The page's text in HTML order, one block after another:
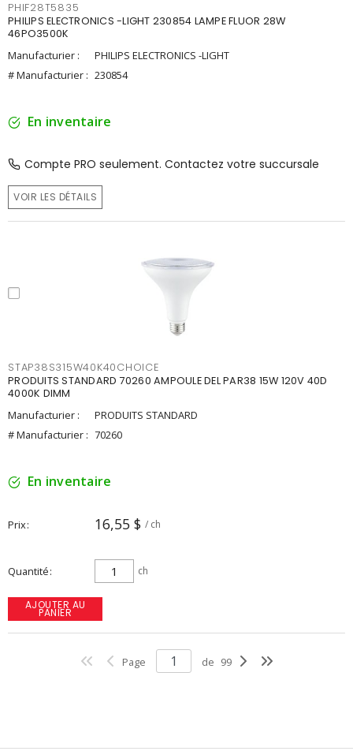
PHIF28T5835
PHILIPS ELECTRONICS -LIGHT 230854 LAMPE FLUOR 28W
46PO3500K
Manufacturier :
PHILIPS ELECTRONICS -LIGHT
# Manufacturier : 230854
En inventaire
Compte PRO seulement. Contactez votre succursale
VOIR LES DÉTAILS
STAP38S315W40K40CHOICE
PRODUITS STANDARD 70260 AMPOULE DEL PAR38 15W 120V 40D
4000K DIMM
Manufacturier :
PRODUITS STANDARD
# Manufacturier : 70260
En inventaire
Prix 16,55 $ / ch
Quantité ch
AJOUTER AU
PANIER
Page de 99